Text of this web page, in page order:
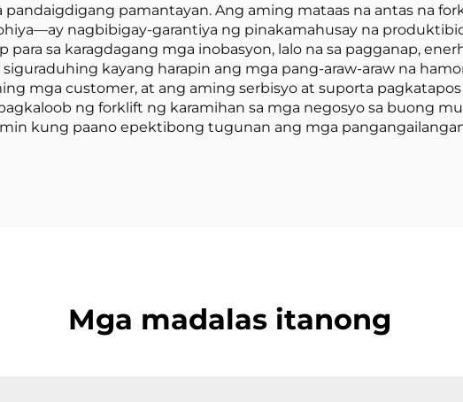
pamantayan. Ang aming mataas na antas na
nagbibigay-garantiya ng pinakamahusay na
sa karagdagang mga inobasyon, lalo na sa pagganap,
kayang harapin ang mga pang-araw-araw na
mga customer, at ang aming serbisyo at suporta
ng forklift ng karamihan sa mga negosyo sa buong
kung paano epektibong tugunan ang mga
Mga madalas itanong